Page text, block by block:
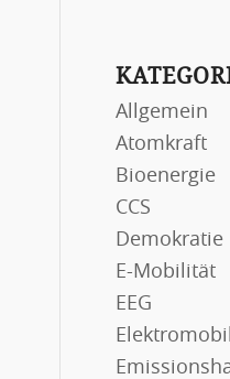
Allgemein
Atomkraft
Bioenergie
CCS
Demokratie
E-Mobilität
EEG